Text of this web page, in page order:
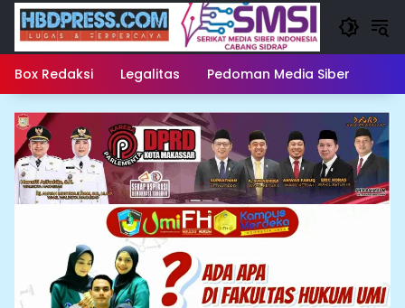
Langsung
konten
Box Redaksi Legalitas Pedoman Media Siber